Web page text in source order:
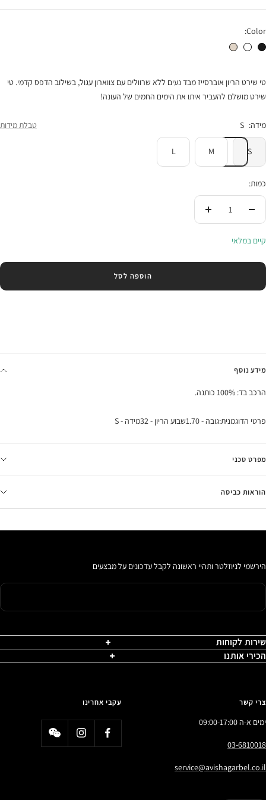
בהנחה
Color:
טי שירט הריון לבבות שחורטישרט לבבות לבן טי שירט הריון לבבות אבן
טי שירט הריון אוברסייז מבד נעים ללא שרוולים עם צווארון עגול, בשילוב הדפס קדמי. טי
שירט מושלם להעביר איתו את הימים החמים של העונה!
מידה: S טבלת מידות
S
M
L
כמות:
העלי
קיים במלאי
הוספה לסל
מידע נוסף
הרכב בד: 100% כותנה.
פרטי הדוגמנית:גובה - 1.70שבוע הריון - 32מידה - S
מפרט טכני
הוראות כביסה
הירשמי לניוזלטר ותהיי ראשונה לקבל עדכונים על מבצעים
שירות לקוחות
הכירי אותנו
צרי קשר
ימים א-ה 09:00-17:00
03-6810018
service@avishagarbel.co.il
עקבי אחרינו